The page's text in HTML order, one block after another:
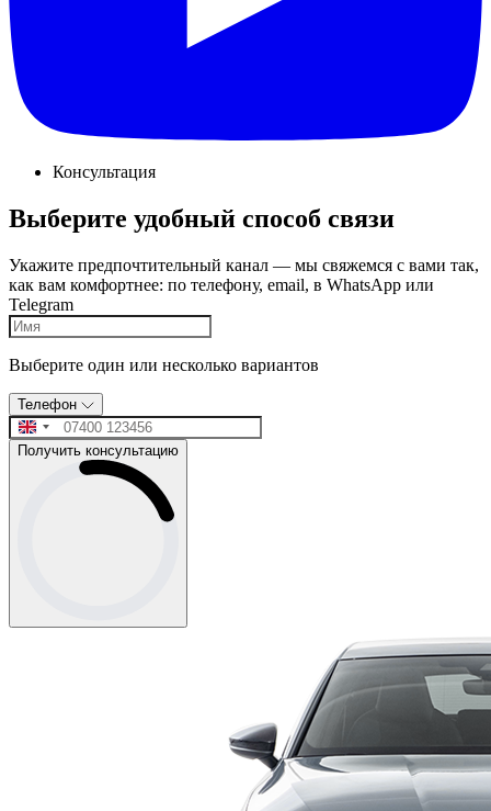
Консультация
Выберите удобный способ связи
Укажите предпочтительный канал — мы свяжемся с вами так,
как вам комфортнее: по телефону, email, в WhatsApp или
Telegram
Выберите один или несколько вариантов
Телефон
Получить консультацию